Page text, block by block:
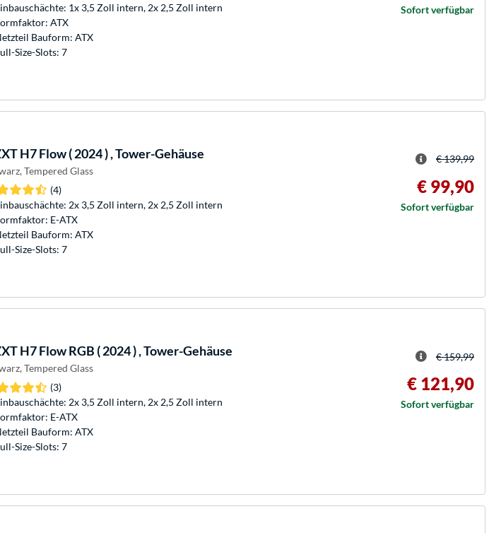
1x 3,5 Zoll intern, 2x 2,5 Zoll intern
ATX
Bauform: ATX
Size-Slots: 7
Sofort verfügbar
H7 Flow ( 2024 ) , Tower-Gehäuse
Tempered Glass
(4)
2x 3,5 Zoll intern, 2x 2,5 Zoll intern
E-ATX
Bauform: ATX
Size-Slots: 7
€ 139,99
€ 99,90
Sofort verfügbar
H7 Flow RGB ( 2024 ) , Tower-Gehäuse
Tempered Glass
(3)
2x 3,5 Zoll intern, 2x 2,5 Zoll intern
E-ATX
Bauform: ATX
Size-Slots: 7
€ 159,99
€ 121,90
Sofort verfügbar